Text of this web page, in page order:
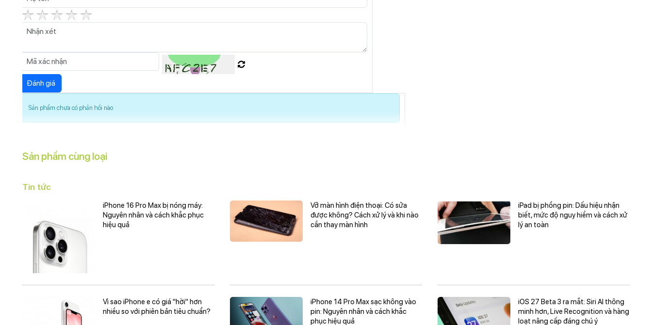
Ảnh Raw
Zoom quang học
Zoom kỹ thuật số
Tự động lấy nét (AF)
Trôi nhanh thời gian (Time Lapse)
Toàn cảnh (Panorama)
Siêu cận (Macro)
Quay chậm (Slow Motion)
Góc siêu rộng (Ultrawide)
Góc rộng (Wide)
Deep Fusion
Chống rung quang học (OIS)
Chạm lấy nét
Ban đêm (Night Mode)
Độ phân giải camera trước:
12 MP
Tính năng camera trước:
Xóa phông
Tự động lấy nét (AF)
Smart HDR 4
Sản phẩm chưa có phản hồi nào
Nhược điểm:
Giá thành cao:
Kích thước lớn:
Kích thước lớn có thể gây khó khăn khi sử dụng bằng
một tay.
Sản phẩm cùng loại
Tin tức
iPhone 16 Pro Max bị nóng máy:
Nguyên nhân và cách khắc phục
hiệu quả
Vỡ màn hình điện thoại: Có sửa
được không? Cách xử lý và khi nào
cần thay màn hình
iPad bị phồng pin: Dấu hiệu nhận
biết, mức độ nguy hiểm và cách xử
lý an toàn
Vì sao iPhone e có giá "hời" hơn
nhiều so với phiên bản tiêu chuẩn?
iPhone 14 Pro Max sạc không vào
pin: Nguyên nhân và cách khắc
phục hiệu quả
iOS 27 Beta 3 ra mắt: Siri AI thông
minh hơn, Live Recognition và hàng
loạt nâng cấp đáng chú ý